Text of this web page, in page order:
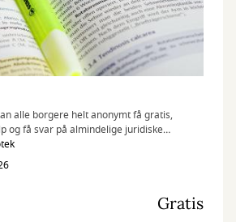
alle borgere helt anonymt få gratis,
og få svar på almindelige juridiske
med bl.a. skilsmisse, forældremyndighed,
arveforhold og erstatning.
Gratis